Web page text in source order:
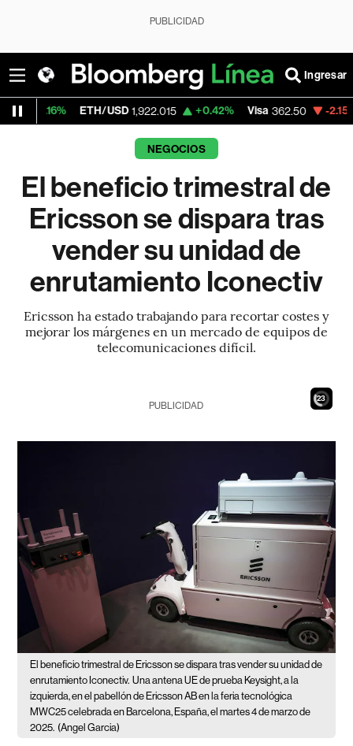
PUBLICIDAD
Ingresar
ETH/USD 1,922.015 +0.42% Visa 362.50 -2.15%
NEGOCIOS
El beneficio trimestral de
Ericsson se dispara tras
vender su unidad de
enrutamiento Iconectiv
Ericsson ha estado trabajando para recortar costes y
mejorar los márgenes en un mercado de equipos de
telecomunicaciones difícil.
21
PUBLICIDAD
El beneficio trimestral de Ericsson se dispara tras vender su unidad de
enrutamiento Iconectiv. Una antena UE de prueba Keysight, a la
izquierda, en el pabellón de Ericsson AB en la feria tecnológica
MWC25 celebrada en Barcelona, España, el martes 4 de marzo de
2025. (Angel Garcia)